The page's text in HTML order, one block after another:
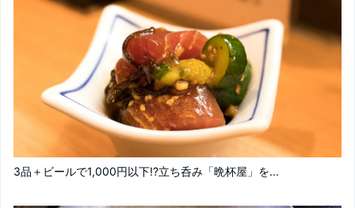
3品＋ビールで1,000円以下!?立ち呑み「晩杯屋」を...